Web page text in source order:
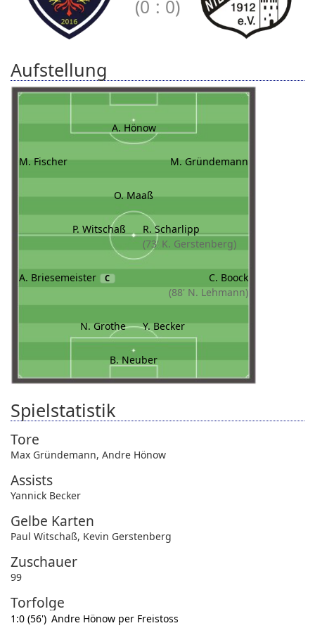
(0 : 0)
Aufstellung
A. Hönow
M. Fischer M. Gründemann
O. Maaß
P. Witschaß
R. Scharlipp
(73' K. Gerstenberg)
A. Briesemeister C
C. Boock
(88' N. Lehmann)
N. Grothe Y. Becker
B. Neuber
Spielstatistik
Tore
Max Gründemann, Andre Hönow
Assists
Yannick Becker
Gelbe Karten
Paul Witschaß, Kevin Gerstenberg
Zuschauer
99
Torfolge
1:0 (56') Andre Hönow per Freistoss